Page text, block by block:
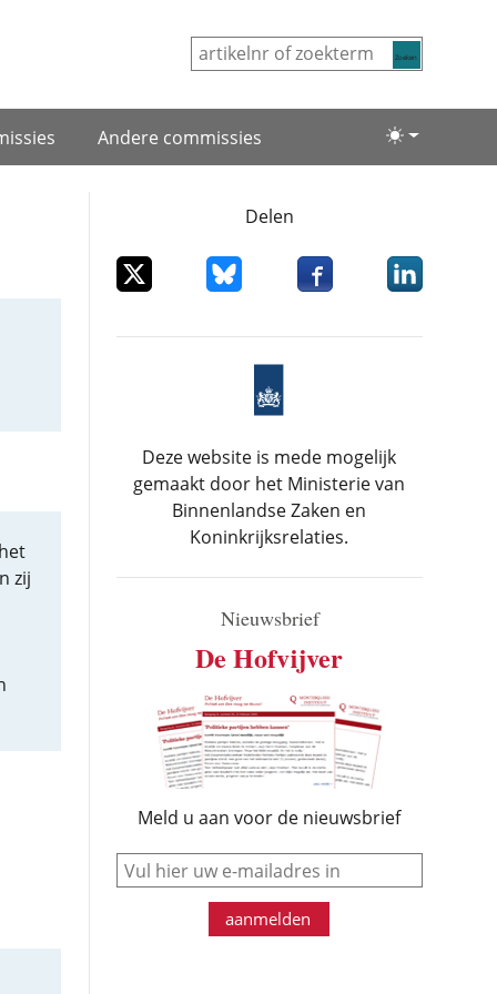
Lichte/
Andere commissies
zij
Delen
Deel dit item op XDeel dit item op Bluesky
Deel dit item op
Deel dit
Deze website is mede mogelijk
gemaakt door het Ministerie van
Binnenlandse Zaken en
Koninkrijksrelaties.
Nieuwsbrief
De Hofvijver
Meld u aan voor de nieuwsbrief
e-mail
aanmelden